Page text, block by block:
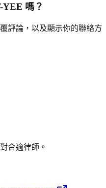
YEE 嗎？
評論，以及顯示你的聯絡方
合適律師。